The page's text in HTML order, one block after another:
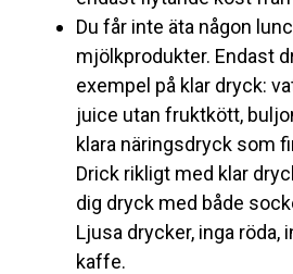
Du får inte äta någon
mjölkprodukter. Endast
exempel på klar dryck:
juice utan fruktkött,
klara näringsdryck som
Drick rikligt med klar
dig dryck med både
Ljusa drycker, inga röda,
kaffe.